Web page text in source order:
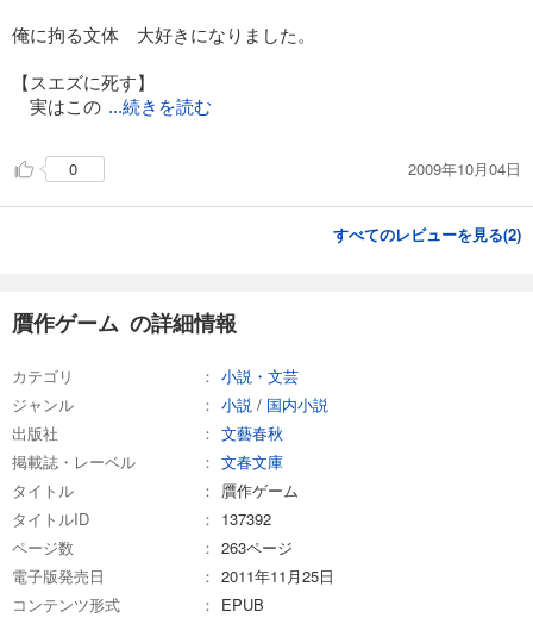
俺に拘る文体 大好きになりました。
【スエズに死す】
実はこの ...続きを読む
0 2009年10月04日
すべてのレビューを見る(2)
贋作ゲーム の詳細情報
カテゴリ
小説・文芸
ジャンル
小説 / 国内小説
出版社
文藝春秋
掲載誌・レーベル
文春文庫
タイトル
贋作ゲーム
タイトルID
137392
ページ数
263ページ
電子版発売日
2011年11月25日
コンテンツ形式
EPUB